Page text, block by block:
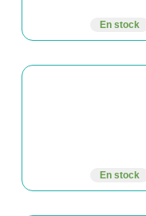
En stock
En stock